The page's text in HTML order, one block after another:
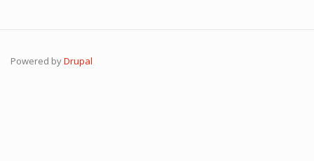
Powered byDrupal